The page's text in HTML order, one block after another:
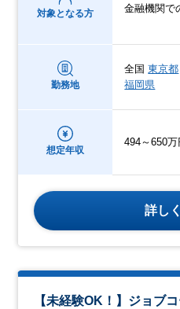
対象となる方
金融機関で
勤務地
全国東京都
福岡県
想定年収
494～650万
詳し
【未経験OK！】ジョブ